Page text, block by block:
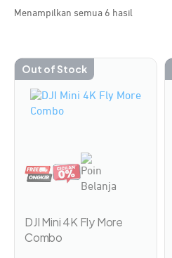
Menampilkan semua 6 hasil
Out of Stock
DJI Mini 4K Fly More
Combo